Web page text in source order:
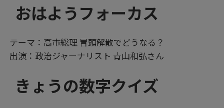
おはようフォーカス
テーマ：高市総理 冒頭解散でどうなる？
出演：政治ジャーナリスト 青山和弘さん
きょうの数字クイズ